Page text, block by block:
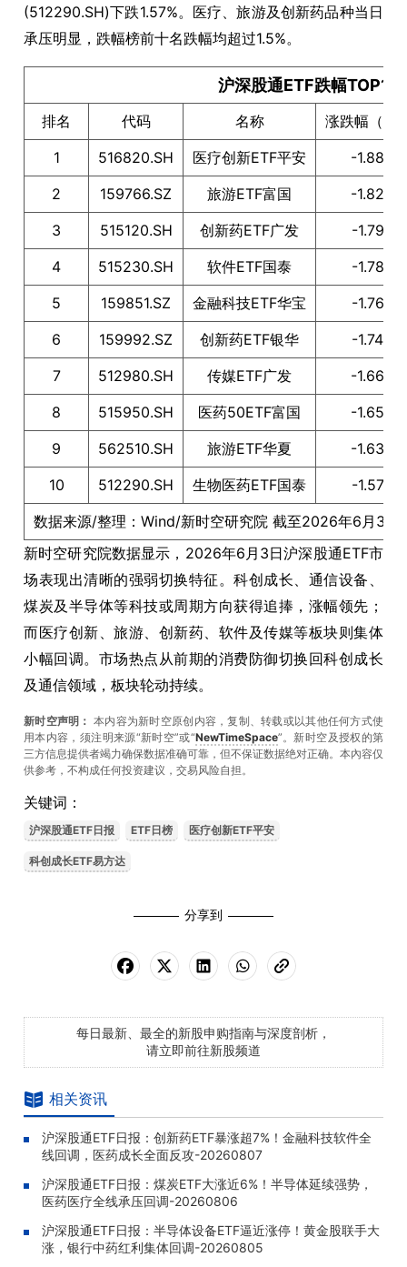
(512290.SH)下跌1.57%。医疗、旅游及创新药品种当日
承压明显，跌幅榜前十名跌幅均超过1.5%。
沪深股通ETF跌幅TOP10
排名 代码 名称
涨跌幅（%
1
516820.SH 医疗创新ETF平安
-1.88
2
159766.SZ 旅游ETF富国
-1.82
3
515120.SH 创新药ETF广发
-1.79
4
515230.SH 软件ETF国泰
-1.78
5
159851.SZ 金融科技ETF华宝
-1.76
6
159992.SZ 创新药ETF银华
-1.74
7
512980.SH 传媒ETF广发
-1.66
8
515950.SH 医药50ETF富国
-1.65
9
562510.SH 旅游ETF华夏
-1.63
10
512290.SH 生物医药ETF国泰
-1.57
数据来源/整理：Wind/新时空研究院 截至2026年6月3日
新时空研究院数据显示，2026年6月3日沪深股通ETF市
场表现出清晰的强弱切换特征。科创成长、通信设备、
煤炭及半导体等科技或周期方向获得追捧，涨幅领先；
而医疗创新、旅游、创新药、软件及传媒等板块则集体
小幅回调。市场热点从前期的消费防御切换回科创成长
及通信领域，板块轮动持续。
新时空声明： 本内容为新时空原创内容，复制、转载或以其他任何方式使
用本内容，须注明来源“新时空”或“NewTimeSpace”。新时空及授权的第
三方信息提供者竭力确保数据准确可靠，但不保证数据绝对正确。本內容仅
供参考，不构成任何投资建议，交易风险自担。
关键词：
沪深股通ETF日报 ETF日榜 医疗创新ETF平安
科创成长ETF易方达
分享到
每日最新、最全的新股申购指南与深度剖析，
请立即前往新股频道
相关资讯
沪深股通ETF日报：创新药ETF暴涨超7%！金融科技软件全
线回调，医药成长全面反攻-20260807
沪深股通ETF日报：煤炭ETF大涨近6%！半导体延续强势，
医药医疗全线承压回调-20260806
沪深股通ETF日报：半导体设备ETF逼近涨停！黄金股联手大
涨，银行中药红利集体回调-20260805